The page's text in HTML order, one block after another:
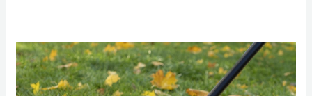
PROLONGATION
–
Interdiction